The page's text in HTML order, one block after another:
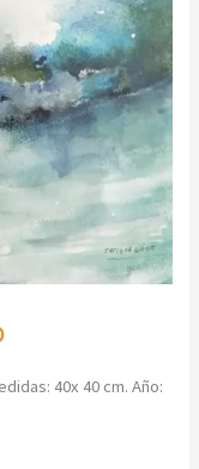
40x 40 cm. Año: